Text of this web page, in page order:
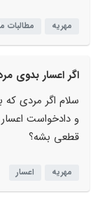
مهریه مطالبات
اگر اعسار بدوی
سلام اگر مردی
و دادخواست اعسار
قطعی بشه؟
مهریه اعسار